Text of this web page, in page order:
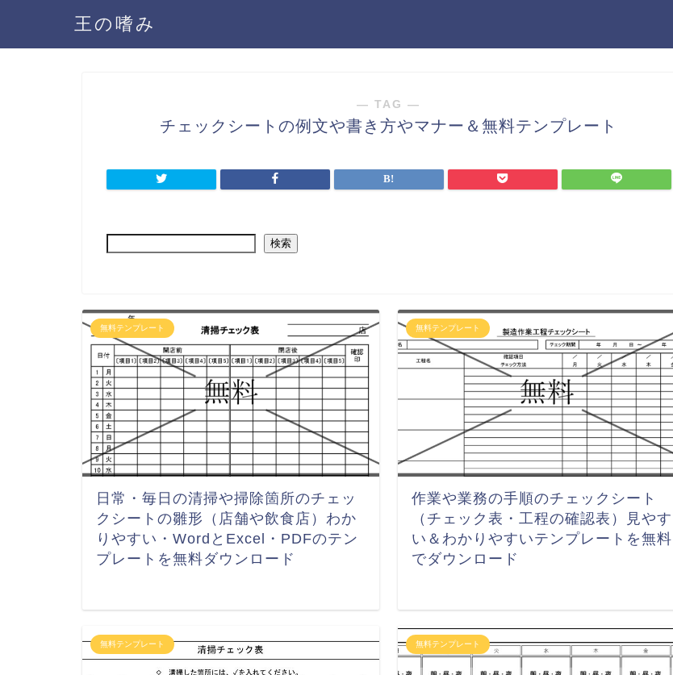
王の嗜み
― TAG ―
チェックシートの例文や書き方やマナー＆無料テンプレート
検索
無料テンプレート
日常・毎日の清掃や掃除箇所のチェッ
クシートの雛形（店舗や飲食店）わか
りやすい・WordとExcel・PDFのテン
プレートを無料ダウンロード
無料テンプレート
作業や業務の手順のチェックシート
（チェック表・工程の確認表）見やす
い＆わかりやすいテンプレートを無料
でダウンロード
無料テンプレート 無料テンプレート